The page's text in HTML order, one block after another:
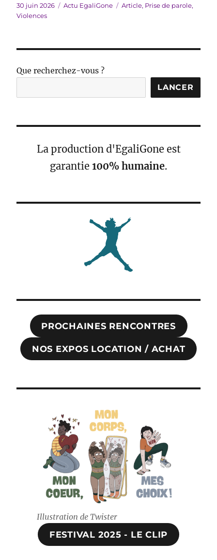
Publié
le
30 juin 2026 Catégories
Actu EgaliGone Étiquettes
Article, Prise de parole,
Violences
Que recherchez-vous ?
LANCER
La production d'EgaliGone est
garantie 100% humaine.
PROCHAINES RENCONTRES
NOS EXPOS LOCATION / ACHAT
Illustration de Twister
FESTIVAL 2025 - LE CLIP